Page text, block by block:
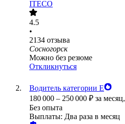
ITECO
4.5
•
2134 отзыва
Сосногорск
Можно без резюме
Откликнуться
Водитель категории Е
180 000 – 250 000 ₽ за месяц,
Без опыта
Выплаты: Два раза в месяц